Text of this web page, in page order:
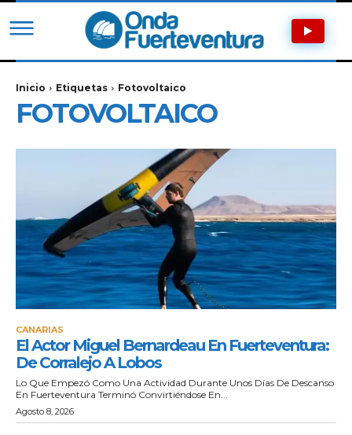
Inicio Etiquetas Fotovoltaico
FOTOVOLTAICO
CANARIAS
El Actor Miguel Bernardeau En Fuerteventura:
De Corralejo A Lobos
Lo Que Empezó Como Una Actividad Durante Unos Días De Descanso
En Fuerteventura Terminó Convirtiéndose En...
Agosto 8, 2026